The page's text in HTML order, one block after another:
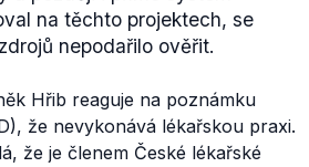
na těchto projektech, se
nepodařilo ověřit.
Hřib reaguje na poznámku
že nevykonává lékařskou praxi.
že je členem České lékařské